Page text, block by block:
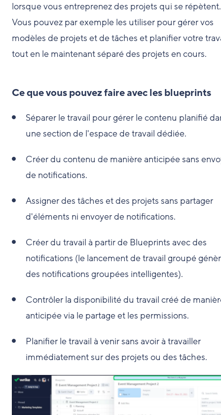
lorsque vous entreprenez des projets qui se répètent.
Vous pouvez par exemple les utiliser pour gérer vos
modèles de projets et de tâches et planifier votre
tout en le maintenant séparé des projets en cours.
Ce que vous pouvez faire avec les blueprints
Séparer le travail pour gérer le contenu planifié
une section de l'espace de travail dédiée.
Créer du contenu de manière anticipée sans
de notifications.
Assigner des tâches et des projets sans partager
d'éléments ni envoyer de notifications.
Créer du travail à partir de Blueprints avec des
notifications (le lancement de travail groupé
des notifications groupées intelligentes).
Contrôler la disponibilité du travail créé de
anticipée via le partage et les permissions.
Planifier le travail à venir sans avoir à travailler
immédiatement sur des projets ou des tâches.